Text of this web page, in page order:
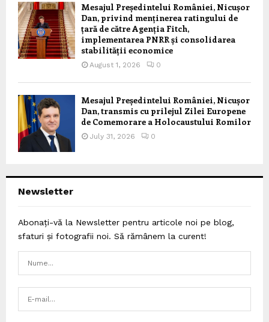
Mesajul Președintelui României, Nicușor
Dan, privind menținerea ratingului de
țară de către Agenția Fitch,
implementarea PNRR și consolidarea
stabilității economice
August 1, 2026 0
Mesajul Președintelui României, Nicușor
Dan, transmis cu prilejul Zilei Europene
de Comemorare a Holocaustului Romilor
July 31, 2026 0
Newsletter
Abonați-vă la Newsletter pentru articole noi pe blog,
sfaturi și fotografii noi. Să rămânem la curent!